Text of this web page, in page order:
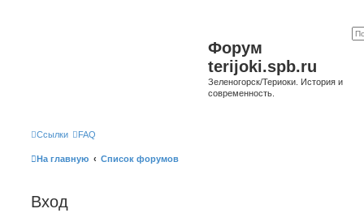
Форум
terijoki.spb.ru
Зеленогорск/Териоки. История и
современность.
Ссылки FAQ
На главную Список форумов
Вход